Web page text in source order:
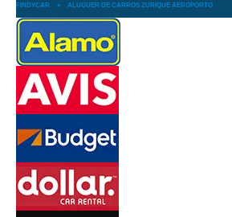
FINDYCAR » ALUGUER DE CARROS ZURIQUE AEROPORTO